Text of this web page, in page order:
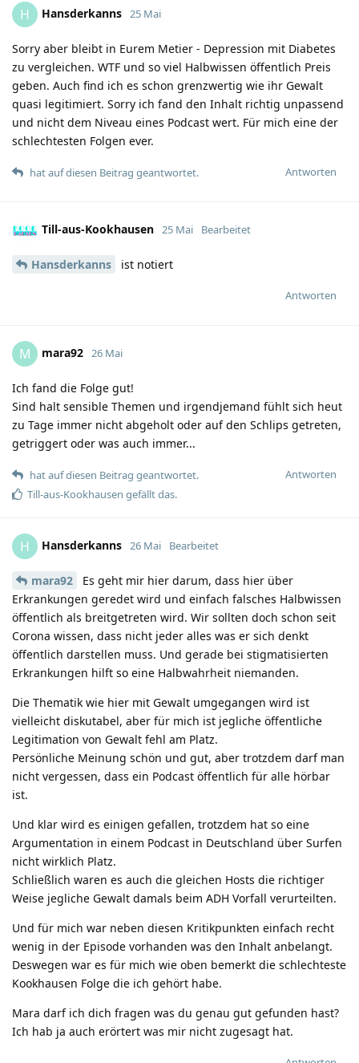
H Hansderkanns 25 Mai
Sorry aber bleibt in Eurem Metier - Depression mit Diabetes
zu vergleichen. WTF und so viel Halbwissen öffentlich Preis
geben. Auch find ich es schon grenzwertig wie ihr Gewalt
quasi legitimiert. Sorry ich fand den Inhalt richtig unpassend
und nicht dem Niveau eines Podcast wert. Für mich eine der
schlechtesten Folgen ever.
Antworten
hat auf diesen Beitrag geantwortet.
Till-aus-Kookhausen 25 Mai Bearbeitet
Hansderkanns ist notiert
Antworten
M mara92 26 Mai
Ich fand die Folge gut!
Sind halt sensible Themen und irgendjemand fühlt sich heut
zu Tage immer nicht abgeholt oder auf den Schlips getreten,
getriggert oder was auch immer...
Antworten
hat auf diesen Beitrag geantwortet.
Till-aus-Kookhausen gefällt das.
H Hansderkanns 26 Mai Bearbeitet
mara92
Es geht mir hier darum, dass hier über
Erkrankungen geredet wird und einfach falsches Halbwissen
öffentlich als breitgetreten wird. Wir sollten doch schon seit
Corona wissen, dass nicht jeder alles was er sich denkt
öffentlich darstellen muss. Und gerade bei stigmatisierten
Erkrankungen hilft so eine Halbwahrheit niemanden.
Die Thematik wie hier mit Gewalt umgegangen wird ist
vielleicht diskutabel, aber für mich ist jegliche öffentliche
Legitimation von Gewalt fehl am Platz.
Persönliche Meinung schön und gut, aber trotzdem darf man
nicht vergessen, dass ein Podcast öffentlich für alle hörbar
ist.
Und klar wird es einigen gefallen, trotzdem hat so eine
Argumentation in einem Podcast in Deutschland über Surfen
nicht wirklich Platz.
Schließlich waren es auch die gleichen Hosts die richtiger
Weise jegliche Gewalt damals beim ADH Vorfall verurteilten.
Und für mich war neben diesen Kritikpunkten einfach recht
wenig in der Episode vorhanden was den Inhalt anbelangt.
Deswegen war es für mich wie oben bemerkt die schlechteste
Kookhausen Folge die ich gehört habe.
Mara darf ich dich fragen was du genau gut gefunden hast?
Ich hab ja auch erörtert was mir nicht zugesagt hat.